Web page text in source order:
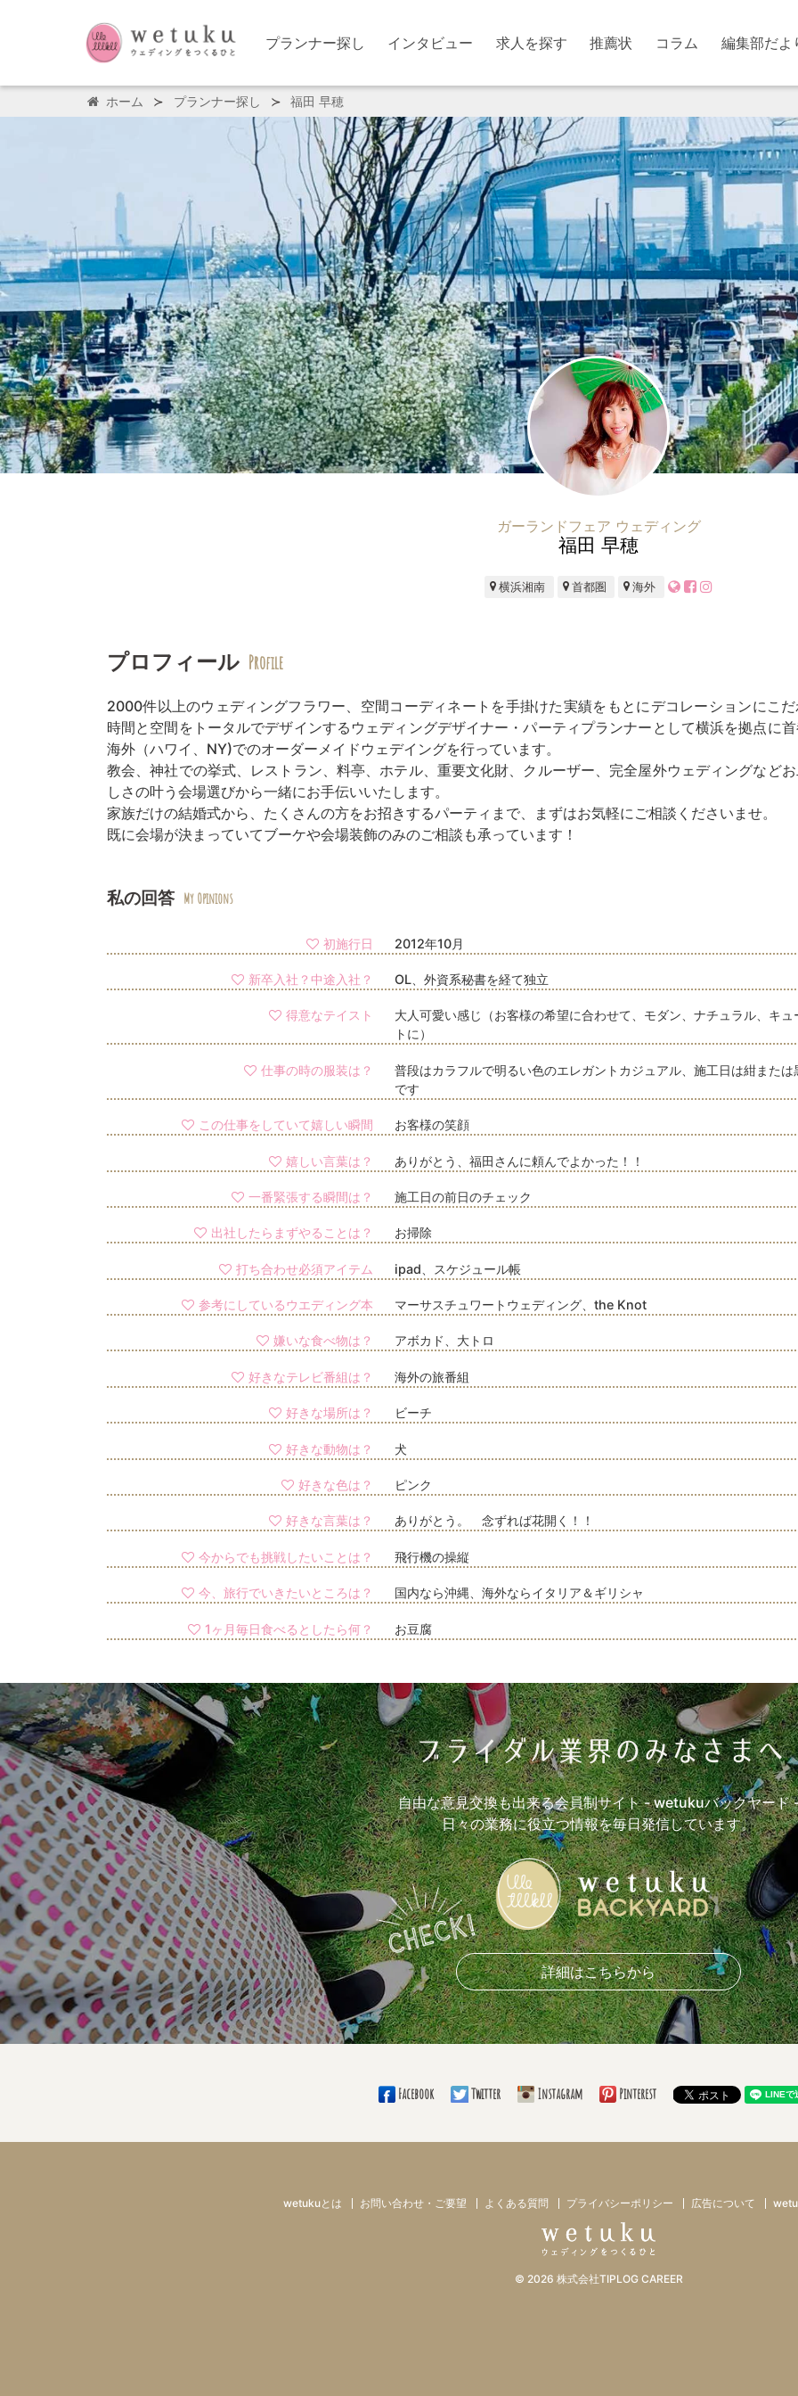
プランナー探し インタビュー 求人を探す 推薦状 コラム 編集部だよ
ホーム プランナー探し 福田 早穂
ガーランドフェア ウェディング
福田 早穂
横浜湘南 首都圏 海外
プロフィール Profile
2000件以上のウェディングフラワー、空間コーディネートを手掛けた実績をもとにデコレーションにこ
時間と空間をトータルでデザインするウェディングデザイナー・パーティプランナーとして横浜を拠点に
海外（ハワイ、NY)でのオーダーメイドウェデイングを行っています。
教会、神社での挙式、レストラン、料亭、ホテル、重要文化財、クルーザー、完全屋外ウェディングなど
しさの叶う会場選びから一緒にお手伝いいたします。
家族だけの結婚式から、たくさんの方をお招きするパーティまで、まずはお気軽にご相談くださいませ。
既に会場が決まっていてブーケや会場装飾のみのご相談も承っています！
私の回答 My Opinions
初施行日 2012年10月
新卒入社？中途入社？ OL、外資系秘書を経て独立
得意なテイスト
大人可愛い感じ（お客様の希望に合わせて、モダン、ナチュラル、キュ
トに）
仕事の時の服装は？
普段はカラフルで明るい色のエレガントカジュアル、施工日は紺または
です
この仕事をしていて嬉しい瞬間 お客様の笑顔
嬉しい言葉は？ ありがとう、福田さんに頼んでよかった！！
一番緊張する瞬間は？ 施工日の前日のチェック
出社したらまずやることは？ お掃除
打ち合わせ必須アイテム ipad、スケジュール帳
参考にしているウエディング本 マーサスチュワートウェディング、the Knot
嫌いな食べ物は？ アボカド、大トロ
好きなテレビ番組は？ 海外の旅番組
好きな場所は？ ビーチ
好きな動物は？ 犬
好きな色は？ ピンク
好きな言葉は？ ありがとう。 念ずれば花開く！！
今からでも挑戦したいことは？ 飛行機の操縦
今、旅行でいきたいところは？ 国内なら沖縄、海外ならイタリア＆ギリシャ
1ヶ月毎日食べるとしたら何？ お豆腐
自由な意見交換も出来る会員制サイト- wetukuバックヤード
日々の業務に役立つ情報を毎日発信しています。
詳細はこちらから
Facebook Twitter Instagram Pinterest
wetukuとは お問い合わせ・ご要望 よくある質問 プライバシーポリシー 広告について
© 2026 株式会社TIPLOG CAREER